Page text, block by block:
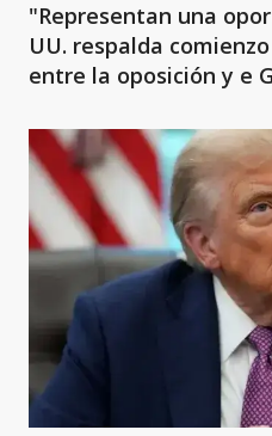
"Representan una
UU. respalda
entre la oposición y e